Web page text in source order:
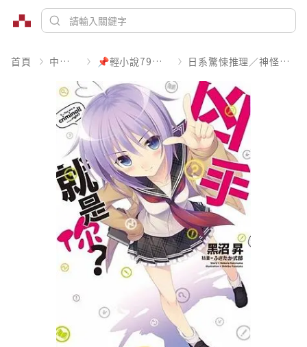
首頁 中文書 📌輕小說79折起 日系驚悚推理／神怪靈異